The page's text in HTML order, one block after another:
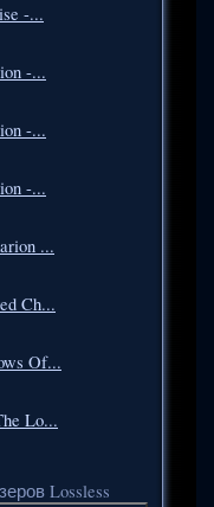
-...
-...
-...
-...
...
Ch...
Of...
Lo...
Lossless